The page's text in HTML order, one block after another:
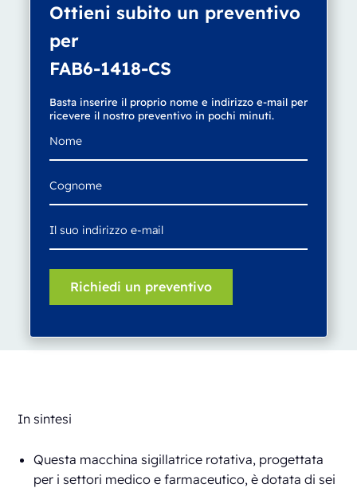
Ottieni subito un preventivo
per
FAB6-1418-CS
Basta inserire il proprio nome e indirizzo e-mail per
ricevere il nostro preventivo in pochi minuti.
In sintesi
Questa macchina sigillatrice rotativa, progettata
per i settori medico e farmaceutico, è dotata di sei